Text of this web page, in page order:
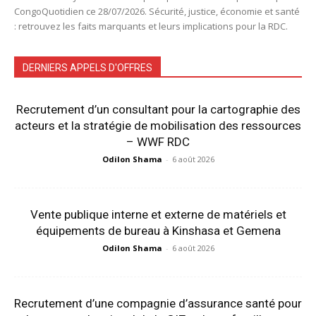
CongoQuotidien ce 28/07/2026. Sécurité, justice, économie et santé
: retrouvez les faits marquants et leurs implications pour la RDC.
DERNIERS APPELS D'OFFRES
Recrutement d’un consultant pour la cartographie des
acteurs et la stratégie de mobilisation des ressources
– WWF RDC
Odilon Shama - 6 août 2026
Vente publique interne et externe de matériels et
équipements de bureau à Kinshasa et Gemena
Odilon Shama - 6 août 2026
Recrutement d’une compagnie d’assurance santé pour